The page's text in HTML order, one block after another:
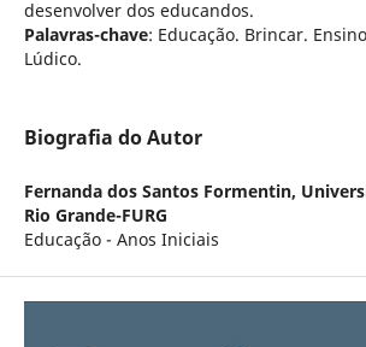
desenvolver dos educandos.
Palavras-chave: Educação. Brincar.
Lúdico.
Biografia do Autor
Fernanda dos Santos Formentin,
Rio Grande-FURG
Educação - Anos Iniciais